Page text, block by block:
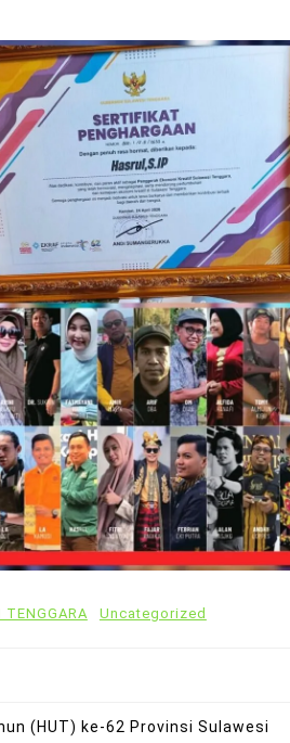
TENGGARA Uncategorized
(HUT) ke-62 Provinsi Sulawesi